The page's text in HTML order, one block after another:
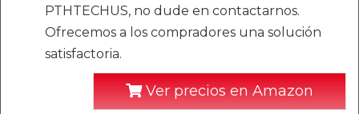
PTHTECHUS, no dude en contactarnos.
Ofrecemos a los compradores una solución
satisfactoria.
Ver precios en Amazon